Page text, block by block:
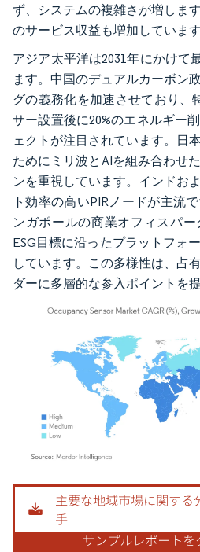
ず、システムの複雑さが増しま
のサービス収益も増加しています
アジア太平洋は2031年にかけて
ます。中国のデュアルカーボン
グの義務化を加速させており、
サー設置後に20%のエネルギー
ェクトが注目されています。日
ためにミリ波とAIを組み合わせ
ンを重視しています。インドお
ト効率の高いPIRノードが主流
ンガポールの商業オフィスパ
ESG目標に沿ったプラットフォ
しています。この多様性は、占
ダーに多層的な参入ポイントを
画像 © Mordor Intelligence。再利用には